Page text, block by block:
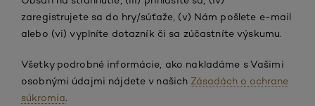
zaregistrujete sa do hry/súťaže, (v) Nám pošlete e-mail
alebo (vi) vyplníte dotazník či sa zúčastníte výskumu.
Všetky podrobné informácie, ako nakladáme s Vašimi
osobnými údajmi nájdete v našich Zásadách o ochrane
súkromia.